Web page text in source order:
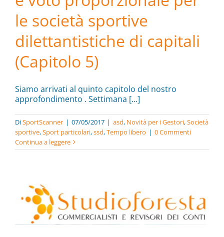
le società sportive
dilettantistiche di capitali
(Capitolo 5)
Siamo arrivati al quinto capitolo del nostro
approfondimento . Settimana [...]
DiSportScanner | 07/05/2017 | asd, Novità per i Gestori,Società
sportive,Sport particolari,ssd,Tempo libero | 0 Commenti
Continua a leggere